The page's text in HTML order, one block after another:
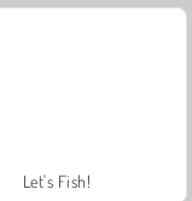
Let's Fish!